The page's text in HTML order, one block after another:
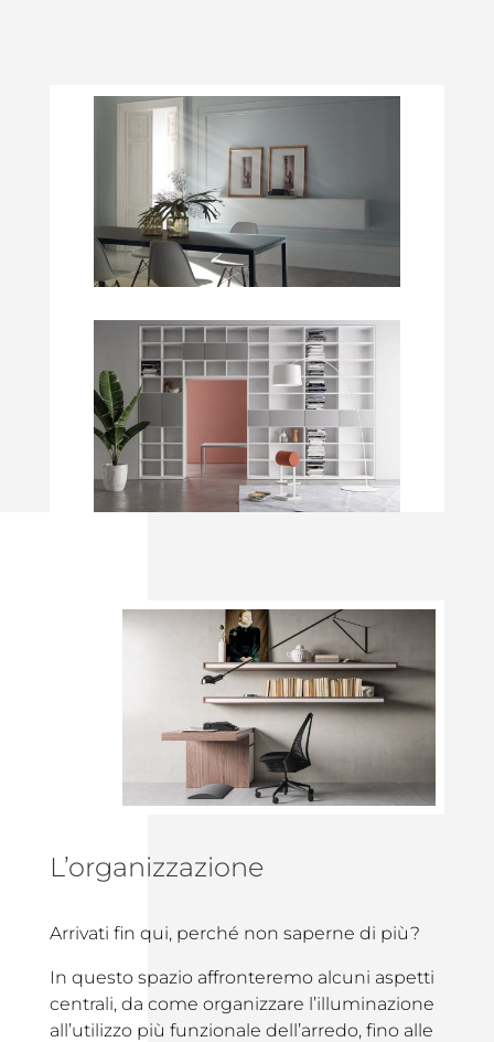
L’organizzazione
Arrivati fin qui, perché non saperne di più?
In questo spazio affronteremo alcuni aspetti
centrali, da come organizzare l’illuminazione
all’utilizzo più funzionale dell’arredo, fino alle